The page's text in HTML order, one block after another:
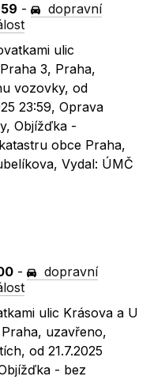
-
dopravní
ulic
3, Praha,
vozovky, od
23:59, Oprava
Objížďka -
obce Praha,
Vydal: ÚMČ
-
dopravní
ulic Krásova a U
uzavřeno,
od 21.7.2025
- bez